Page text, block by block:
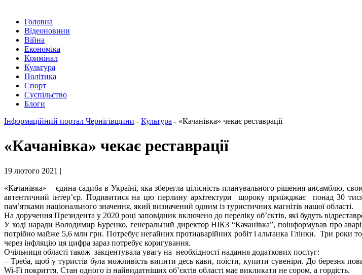
Головна
Відеоновини
Війна
Економіка
Кримінал
Культура
Політика
Спорт
Суспільство
Блоги
Інформаційний портал Чернігівщини - Культура - «Качанівка» чекає реставрації
«Качанівка» чекає реставрації
19 лютого 2021 |
«Качанівка» – єдина садиба в Україні, яка зберегла цілісність планувального рішення ансамблю,
автентичний інтер’єр. Подивитися на цю перлину архітектури щороку приїжджає понад 30
пам’ятками національного значення, який визначений одним із туристичних магнітів нашої області.
На доручення Президента у 2020 році заповідник включено до переліку об’єктів, які будуть
У ході наради Володимир Буренко, генеральний директор НІКЗ “Качанівка”, поінформував про
потрібно майже 5,6 млн грн. Потребує негайних протиаварійних робіт і альтанка Глінки. Три
через інфляцію ця цифра зараз потребує коригування.
Очільниця області також закцентувала увагу на необхідності надання додаткових послуг:
– Треба, щоб у туристів була можливість випити десь кави, поїсти, купити сувеніри. До березня
Wi-Fi покриття. Стан одного із найвидатніших об’єктів області має викликати не сором, а гордість.